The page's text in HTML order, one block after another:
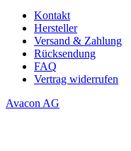
Kontakt
Hersteller
Versand & Zahlung
Rücksendung
FAQ
Vertrag widerrufen
Avacon AG